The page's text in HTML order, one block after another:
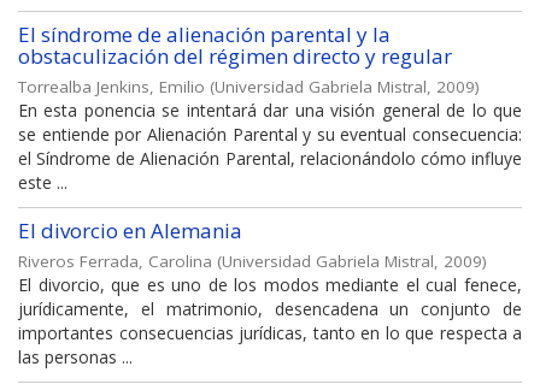
El síndrome de alienación parental y la
obstaculización del régimen directo y regular
Torrealba Jenkins, Emilio (Universidad Gabriela Mistral, 2009)
En esta ponencia se intentará dar una visión general de lo que
se entiende por Alienación Parental y su eventual consecuencia:
el Síndrome de Alienación Parental, relacionándolo cómo influye
este ...
El divorcio en Alemania
Riveros Ferrada, Carolina (Universidad Gabriela Mistral, 2009)
El divorcio, que es uno de los modos mediante el cual fenece,
jurídicamente, el matrimonio, desencadena un conjunto de
importantes consecuencias jurídicas, tanto en lo que respecta a
las personas ...